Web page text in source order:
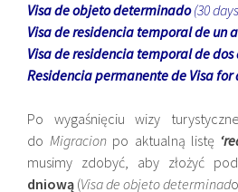
Visa de objeto determinado(30
Visa de residencia temporal de un
Visa de residencia temporal de dos
Residencia permanente de Visa
Po wygaśnięciu wizy
do Migracionpo aktualną listę
musimy zdobyć, aby złożyć
dniową (Visa de objeto determinad